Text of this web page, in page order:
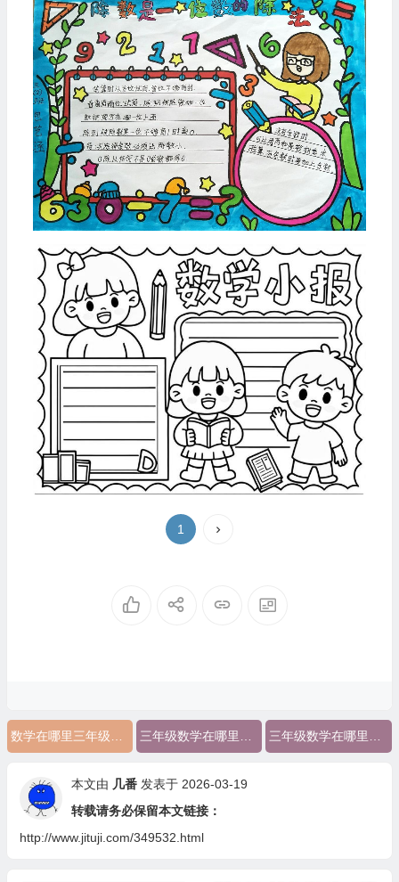
1
本文由 几番发表于 2026-03-19
转载请务必保留本文链接：
http://www.jituji.com/349532.html